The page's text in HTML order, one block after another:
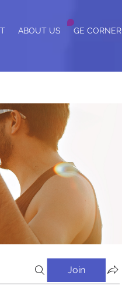
ABOUT US GE CORNER
Join